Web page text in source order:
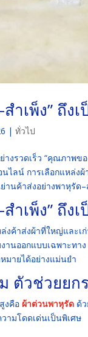
ำเพ็ง” ถึ
| ทั่วไป
งรวดเร็ว “คุณภาพข
ไลน์ การเลือกแหล่ง
นค้าส่งอย่างพาหุรัด
ำเพ็ง” ถึ
งค้าส่งผ้าที่ใหญ่และ
านออกแบบเฉพาะทา
มายได้อย่างแม่นยำ
ตัวช่วยยก
งคือ ผ้าต่วนพาหุรัด ด้
ามโดดเด่นเป็นพิเศษ